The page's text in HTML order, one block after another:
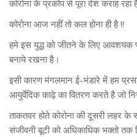
कोरोना के प्रकोप से पूरा देश कराह रहा
कोरोना आज नहीं तो कल होना ही है !!
हमे इस युद्ध को जीतने के लिए आवशयक
बनाये रखना है।
इसी कारण मंगलमान ई-भंडारे में हम
आयुर्वेदिक काढ़े का वितरण करते है जो
ताकतवर होते कोरोना की दूसरी लहर
संजीवनी बूटी को अधिकाधिक भक्तो